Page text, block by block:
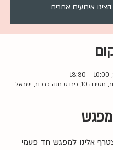
הציגו אירועים אחרים
חנה כרכור, ישראל
אלינו למפגש חד פעמי